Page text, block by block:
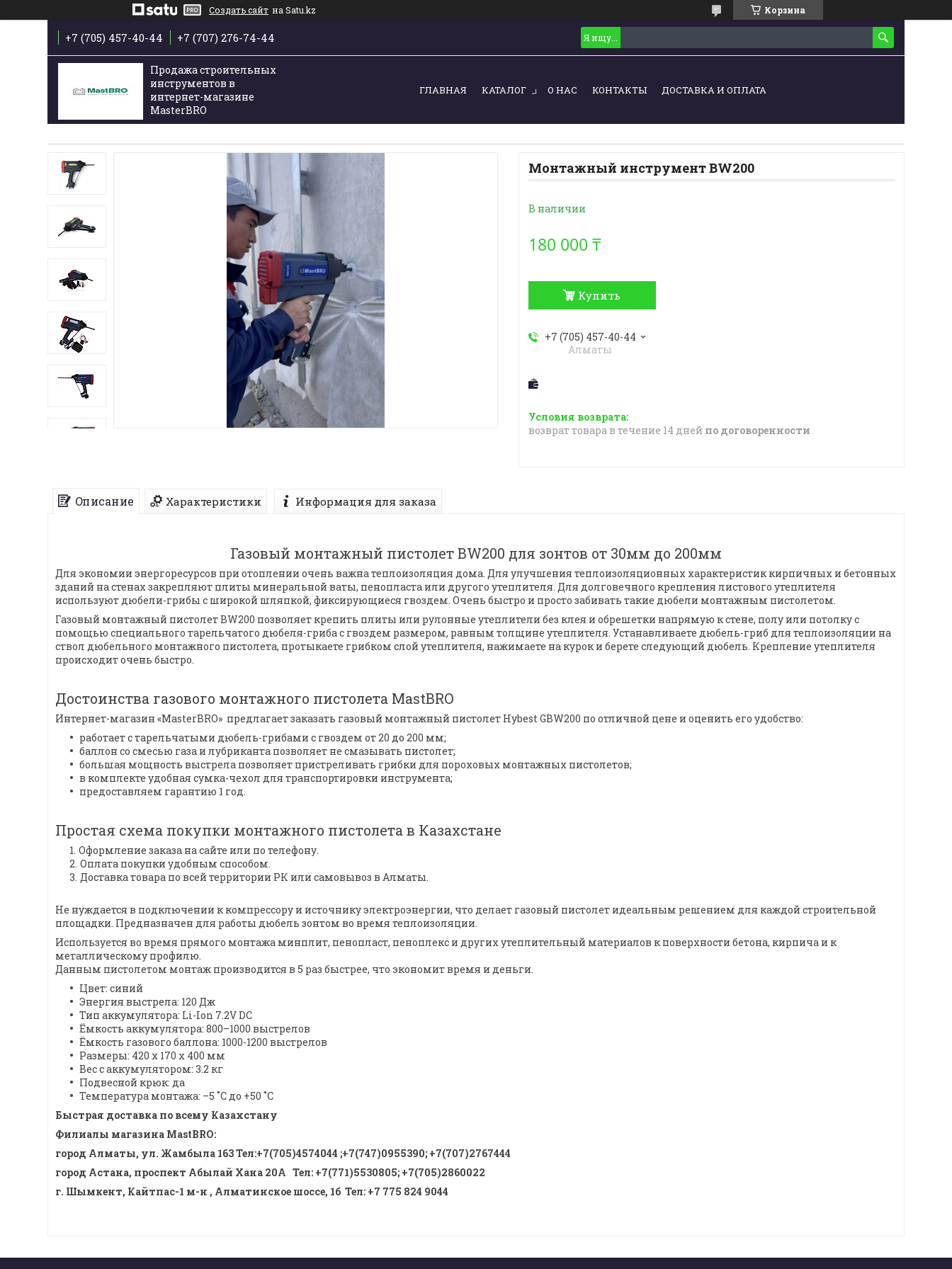
Создать сайт на Satu.kz Корзина
+7 (705) 457-40-44 +7 (707) 276-74-44
Продажа строительных
инструментов в
интернет-магазине
MasterBRO
ГЛАВНАЯ КАТАЛОГ О НАС КОНТАКТЫ ДОСТАВКА И ОПЛАТА
Монтажный инструмент BW200
В наличии
180 000 ₸
Купить
+7 (705) 457-40-44
Алматы
возврат товара в течение 14 дней по договоренности
Описание Характеристики Информация для заказа
Газовый монтажный пистолет BW200 для зонтов от 30мм до 200мм
Для экономии энергоресурсов при отоплении очень важна теплоизоляция дома. Для улучшения теплоизоляционных характеристик кирпичных и бетонных
зданий на стенах закрепляют плиты минеральной ваты, пенопласта или другого утеплителя. Для долговечного крепления листового утеплителя
используют дюбели-грибы с широкой шляпкой, фиксирующиеся гвоздем. Очень быстро и просто забивать такие дюбели монтажным пистолетом.
Газовый монтажный пистолет BW200 позволяет крепить плиты или рулонные утеплители без клея и обрешетки напрямую к стене, полу или потолку с
помощью специального тарельчатого дюбеля-гриба с гвоздем размером, равным толщине утеплителя. Устанавливаете дюбель-гриб для теплоизоляции на
ствол дюбельного монтажного пистолета, протыкаете грибком слой утеплителя, нажимаете на курок и берете следующий дюбель. Крепление утеплителя
происходит очень быстро.
Достоинства газового монтажного пистолета MastBRO
Интернет-магазин «MasterBRO» предлагает заказать газовый монтажный пистолет Hybest GBW200 по отличной цене и оценить его удобство:
работает с тарельчатыми дюбель-грибами с гвоздем от 20 до 200 мм;
баллон со смесью газа и лубриканта позволяет не смазывать пистолет;
большая мощность выстрела позволяет пристреливать грибки для пороховых монтажных пистолетов;
в комплекте удобная сумка-чехол для транспортировки инструмента;
предоставляем гарантию 1 год.
Простая схема покупки монтажного пистолета в Казахстане
Оформление заказа на сайте или по телефону.
Оплата покупки удобным способом.
Доставка товара по всей территории РК или самовывоз в Алматы.
Не нуждается в подключении к компрессору и источнику электроэнергии, что делает газовый пистолет идеальным решением для каждой строительной
площадки. Предназначен для работы дюбель зонтом во время теплоизоляции.
Используется во время прямого монтажа минплит, пенопласт, пеноплекс и других утеплительный материалов к поверхности бетона, кирпича и к
металлическому профилю.
Данным пистолетом монтаж производится в 5 раз быстрее, что экономит время и деньги.
Цвет: синий
Энергия выстрела: 120 Дж
Тип аккумулятора: Li-Ion 7.2V DC
Ёмкость аккумулятора: 800–1000 выстрелов
Ёмкость газового баллона: 1000-1200 выстрелов
Размеры: 420 x 170 x 400 мм
Вес с аккумулятором: 3.2 кг
Подвесной крюк: да
Температура монтажа: –5 ˚С до +50 ˚С
Быстрая доставка по всему Казахстану
Филиалы магазина MastBRO:
город Алматы, ул. Жамбыла 163 Тел:+7(705)4574044 ;+7(747)0955390; +7(707)2767444
город Астана, проспект Абылай Хана 20А Тел: +7(771)5530805; +7(705)2860022
г. Шымкент, Кайтпас-1 м-н , Алматинское шоссе, 1б Тел: +7 775 824 9044